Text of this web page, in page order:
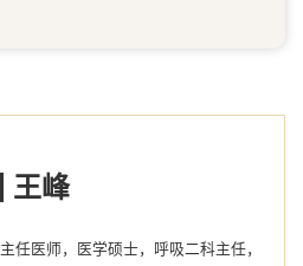
王峰
主任医师，医学硕士，呼吸二科主任，